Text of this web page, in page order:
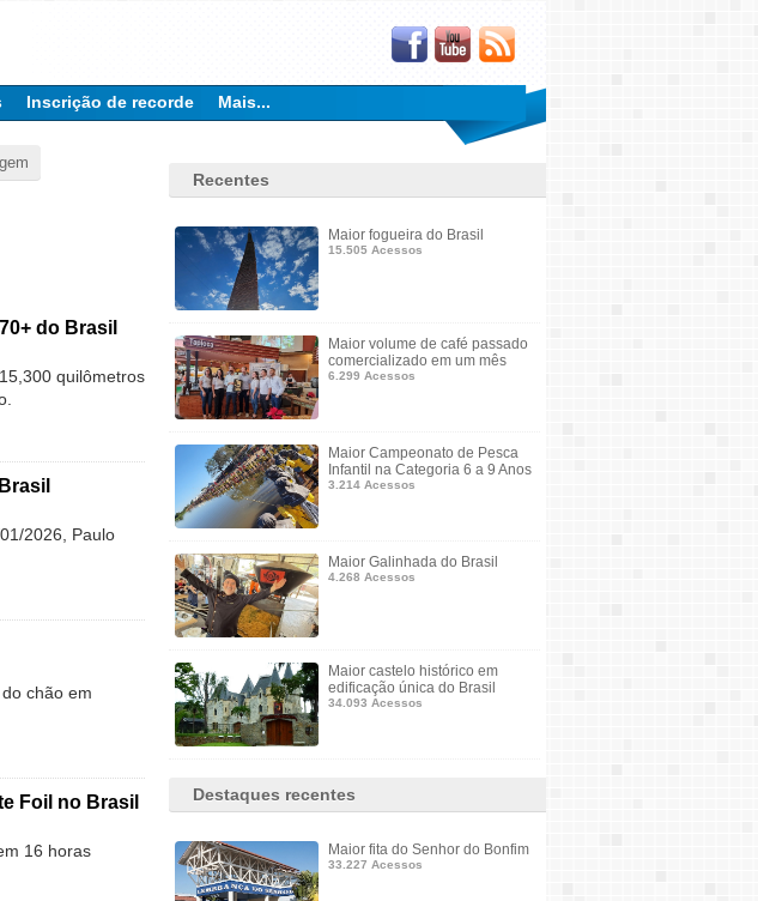
Inscrição de recorde Mais...
do Brasil
quilômetros
2026, Paulo
chão em
Foil no Brasil
16 horas
Recentes
Maior fogueira do Brasil
15.505 Acessos
Maior volume de café passado
comercializado em um mês
6.299 Acessos
Maior Campeonato de Pesca
Infantil na Categoria 6 a 9 Anos
3.214 Acessos
Maior Galinhada do Brasil
4.268 Acessos
Maior castelo histórico em
edificação única do Brasil
34.093 Acessos
Destaques recentes
Maior fita do Senhor do Bonfim
33.227 Acessos